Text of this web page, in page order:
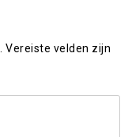
Vereiste velden zijn